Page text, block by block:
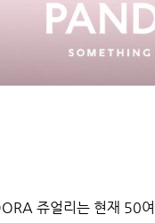
쥬얼리는 현재 50